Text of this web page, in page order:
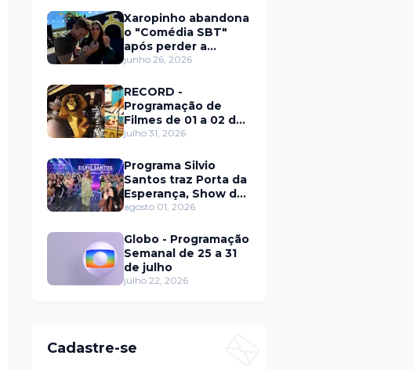
trás de fraude
internacional
Xaropinho abandona
o "Comédia SBT"
após perder a
paciência com Sarro
junho 26, 2026
RECORD -
Programação de
Filmes de 01 a 02 de
agosto
julho 31, 2026
Programa Silvio
Santos traz Porta da
Esperança, Show de
Calouros e Qual é a
domingo (2)
agosto 01, 2026
Globo - Programação
Semanal de 25 a 31
de julho
julho 22, 2026
Cadastre-se